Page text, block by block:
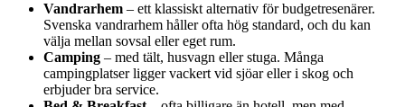
Vandrarhem – ett klassiskt alternativ för budgetresenärer.
Svenska vandrarhem håller ofta hög standard, och du kan
välja mellan sovsal eller eget rum.
Camping – med tält, husvagn eller stuga. Många
campingplatser ligger vackert vid sjöar eller i skog och
erbjuder bra service.